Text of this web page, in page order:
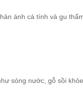
ánh cá tính và gu
sóng nước, gỗ sồi